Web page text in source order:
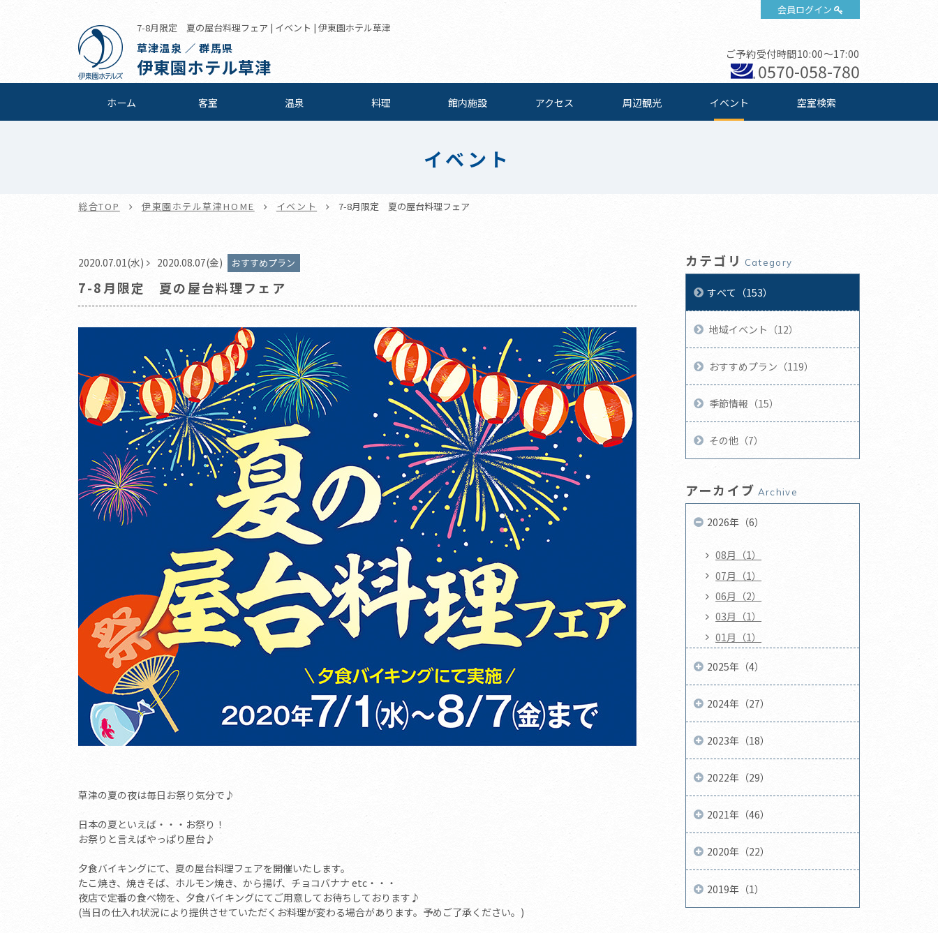
会員ログイン
7-8月限定 夏の屋台料理フェア | イベント | 伊東園ホテル草津
草津温泉 ／ 群馬県
伊東園ホテル草津
ご予約受付時間10:00～17:00
0570-058-780
ホーム 客室 温泉 料理 館内施設 アクセス 周辺観光 イベント 空室検索
イベント
総合TOP 伊東園ホテル草津HOME イベント 7-8月限定 夏の屋台料理フェア
2020.07.01(水) 2020.08.07(金) おすすめプラン
7-8月限定 夏の屋台料理フェア
草津の夏の夜は毎日お祭り気分で♪
日本の夏といえば・・・お祭り！
お祭りと言えばやっぱり屋台♪
夕食バイキングにて、夏の屋台料理フェアを開催いたします。
たこ焼き、焼きそば、ホルモン焼き、から揚げ、チョコバナナ etc・・・
夜店で定番の食べ物を、夕食バイキングにてご用意してお待ちしております♪
(当日の仕入れ状況により提供させていただくお料理が変わる場合があります。予めご了承ください。)
カテゴリ Category
すべて（153）
地域イベント（12）
おすすめプラン（119）
季節情報（15）
その他（7）
アーカイブ Archive
2026年（6）
08月（1）
07月（1）
06月（2）
03月（1）
01月（1）
2025年（4）
2024年（27）
2023年（18）
2022年（29）
2021年（46）
2020年（22）
2019年（1）